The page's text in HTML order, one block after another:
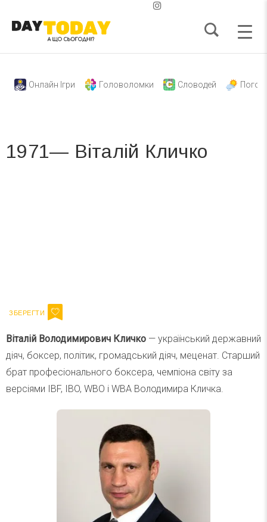
Онлайн Ігри Головоломки Словодей
1971— Віталій Кличко
Віталій Володимирович Кличко — український державний
діяч, боксер, політик, громадський діяч, меценат. Старший
брат професіонального боксера, чемпіона світу за
версіями IBF, IBO, WBO і WBA Володимира Кличка.